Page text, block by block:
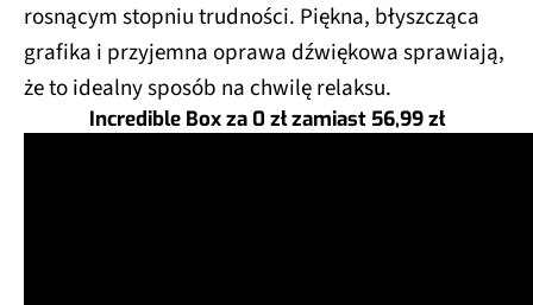
rosnącym stopniu trudności. Piękna, błyszcząca
grafika i przyjemna oprawa dźwiękowa sprawiają,
że to idealny sposób na chwilę relaksu.
Incredible Box za 0 zł zamiast 56,99 zł